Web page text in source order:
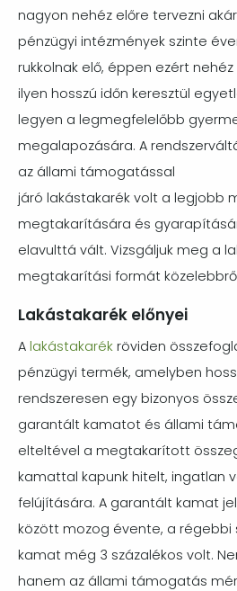
nagyon nehéz előre tervezni
pénzügyi intézmények szinte
rukkolnak elő, éppen ezért
ilyen hosszú időn keresztül
legyen a legmegfelelőbb
megalapozására. A
az állami támogatással
járó lakástakarék volt a legjobb
megtakarítására és
elavulttá vált. Vizsgáljuk meg a
megtakarítási formát
Lakástakarék előnyei
A lakástakarék röviden
pénzügyi termék, amelyben
rendszeresen egy bizonyos
garantált kamatot és állami
elteltével a megtakarított
kamattal kapunk hitelt, ingatlan
felújítására. A garantált kamat
között mozog évente, a régebbi
kamat még 3 százalékos volt.
hanem az állami támogatás